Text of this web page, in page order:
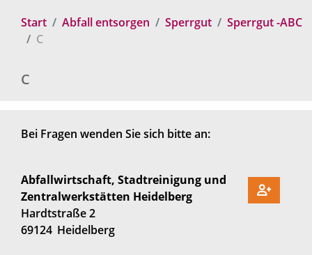
Start Abfall entsorgen Sperrgut
Sperrgut -ABC
C
C
Bei Fragen wenden Sie sich bitte an:
Abfallwirtschaft, Stadtreinigung und
Zentralwerkstätten Heidelberg
Hardtstraße 2
69124 Heidelberg